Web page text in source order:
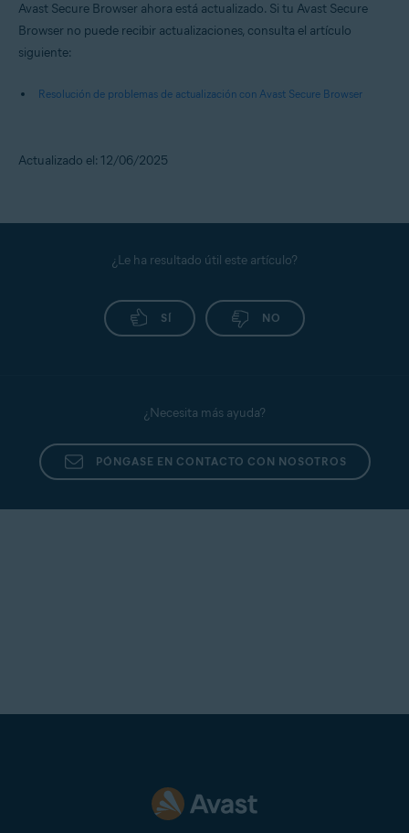
Avast Secure Browser ahora está actualizado. Si tu Avast Secure
Browser no puede recibir actualizaciones, consulta el artículo
siguiente:
Resolución de problemas de actualización con Avast Secure Browser
Actualizado el: 12/06/2025
¿Le ha resultado útil este artículo?
SÍ NO
¿Necesita más ayuda?
PÓNGASE EN CONTACTO CON NOSOTROS